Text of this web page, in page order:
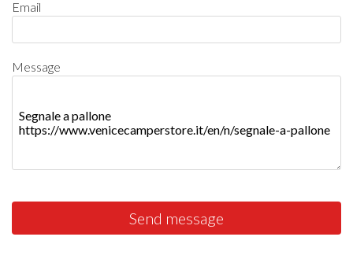
Email
Message
Send message